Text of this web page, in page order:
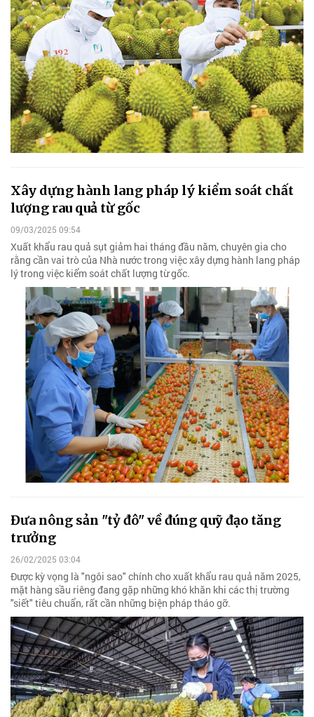
Xây dựng hành lang pháp lý kiểm soát chất
lượng rau quả từ gốc
09/03/2025 09:54
Xuất khẩu rau quả sụt giảm hai tháng đầu năm, chuyên gia cho
rằng cần vai trò của Nhà nước trong việc xây dựng hành lang pháp
lý trong việc kiểm soát chất lượng từ gốc.
Đưa nông sản "tỷ đô" về đúng quỹ đạo tăng
trưởng
26/02/2025 03:04
Được kỳ vọng là "ngôi sao" chính cho xuất khẩu rau quả năm 2025,
mặt hàng sầu riêng đang gặp những khó khăn khi các thị trường
"siết" tiêu chuẩn, rất cần những biện pháp tháo gỡ.